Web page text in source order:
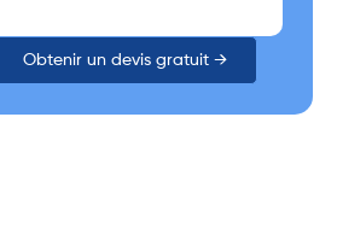
Obtenir un devis gratuit →